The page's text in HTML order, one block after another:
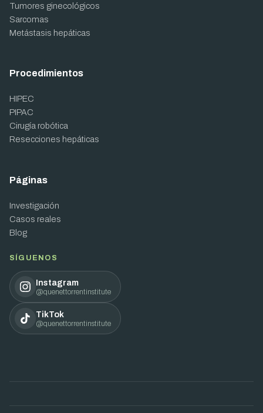
Tumores ginecológicos
Sarcomas
Metástasis hepáticas
Procedimientos
HIPEC
PIPAC
Cirugía robótica
Resecciones hepáticas
Páginas
Investigación
Casos reales
Blog
SÍGUENOS
Instagram
@quenettorrentinstitute
TikTok
@quenettorrentinstitute